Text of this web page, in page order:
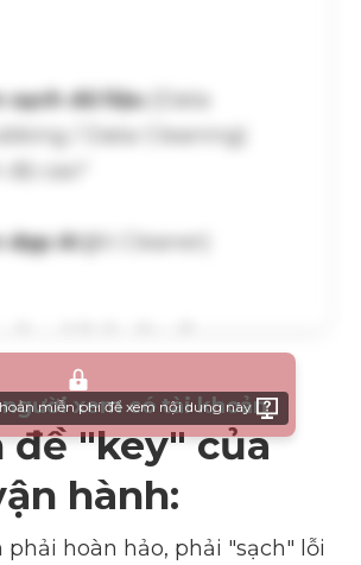
xem có tài khoản
miễn phí để xem nội dung này
đề "key" của
hành:
hoàn hảo, phải "sạch" lỗi